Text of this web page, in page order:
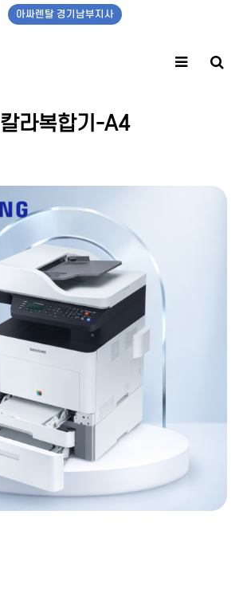
아싸렌탈 경기남부지사
칼라복합기-A4